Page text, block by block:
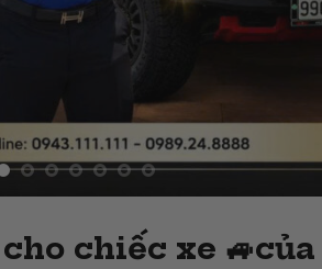
chiếc xe 🚙của